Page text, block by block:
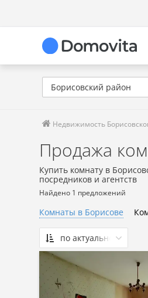
Борисовский район
Недвижимость
Продажа
Купить комнату в
посредников и агентств
Найдено 1 предложений
Комнаты в Борисове
по актуальности
По актуальности
Сначала дешевые
Сначала дорогие